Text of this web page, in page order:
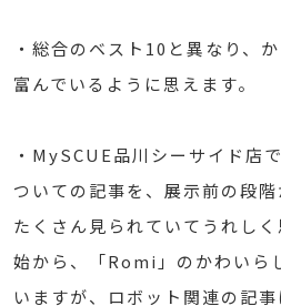
・総合のベスト10と異なり、
富んでいるように思えます。
・MySCUE品川シーサイド店
ついての記事を、展示前の段階
たくさん見られていてうれし
始から、「Romi」のかわいら
いますが、ロボット関連の記